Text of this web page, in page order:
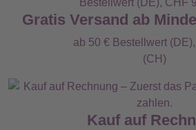
Gratis Versand ab
ab 50 € Bestellwert
(CH)
Kauf auf